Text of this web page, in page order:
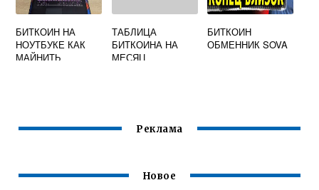
БИТКОИН НА
НОУТБУКЕ КАК
МАЙНИТЬ
ТАБЛИЦА
БИТКОИНА НА
МЕСЯЦ
БИТКОИН
ОБМЕННИК SOVA
Реклама
Новое